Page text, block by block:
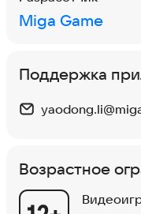
Басан Изменён 1 авг
Нравится:
Не нравится:
версии, чтобы
Miga Game
Поддержка
Возрастное